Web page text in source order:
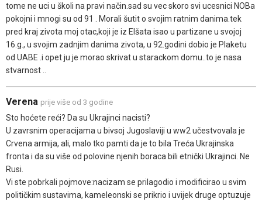
tome ne uci u školi na pravi način.sad su vec skoro svi ucesnici NOBa
pokojni i mnogi su od 91 . Morali šutit o svojim ratnim danima.tek
pred kraj zivota moj otac,koji je iz Elšata isao u partizane u svojoj
16.g., u svojim zadnjim danima zivota, u 92.godini dobio je Plaketu
od UABE .i opet ju je morao skrivat u starackom domu..to je nasa
stvarnost ..
Verena prije više od 3 godine
Sto hoćete reći? Da su Ukrajinci nacisti?
U zavrsnim operacijama u bivsoj Jugoslaviji u ww2 učestvovala je
Crvena armija, ali, malo tko pamti da je to bila Treća Ukrajinska
fronta i da su više od polovine njenih boraca bili etnički Ukrajinci. Ne
Rusi.
Vi ste pobrkali pojmove:nacizam se prilagodio i modificirao u svim
političkim sustavima, kameleonski se prikrio i uvijek druge optuzuje